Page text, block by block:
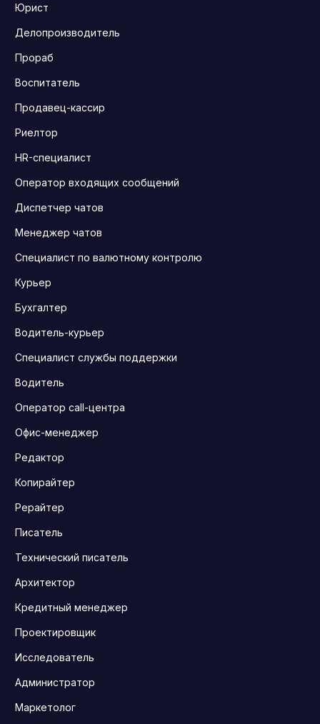
Юрист
Делопроизводитель
Прораб
Воспитатель
Продавец-кассир
Риелтор
HR-специалист
Оператор входящих сообщений
Диспетчер чатов
Менеджер чатов
Специалист по валютному контролю
Курьер
Бухгалтер
Водитель-курьер
Специалист службы поддержки
Водитель
Оператор call-центра
Офис-менеджер
Редактор
Копирайтер
Рерайтер
Писатель
Технический писатель
Архитектор
Кредитный менеджер
Проектировщик
Исследователь
Администратор
Маркетолог